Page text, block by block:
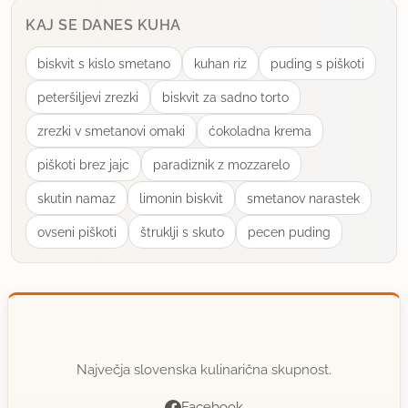
KAJ SE DANES KUHA
biskvit s kislo smetano kuhan riz puding s piškoti
peteršiljevi zrezki biskvit za sadno torto
zrezki v smetanovi omaki ćokoladna krema
piškoti brez jajc paradiznik z mozzarelo
skutin namaz limonin biskvit smetanov narastek
ovseni piškoti štruklji s skuto pecen puding
Največja slovenska kulinarična skupnost.